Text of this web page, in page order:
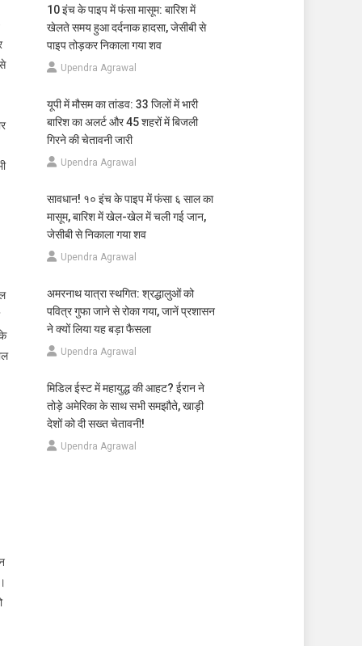
10 इंच के पाइप में फंसा मासूम: बारिश में
खेलते समय हुआ दर्दनाक हादसा, जेसीबी से
पाइप तोड़कर निकाला गया शव
Upendra Agrawal
यूपी में मौसम का तांडव: 33 जिलों में भारी
बारिश का अलर्ट और 45 शहरों में बिजली
गिरने की चेतावनी जारी
Upendra Agrawal
सावधान! १० इंच के पाइप में फंसा ६ साल का
मासूम, बारिश में खेल-खेल में चली गई जान,
जेसीबी से निकाला गया शव
Upendra Agrawal
अमरनाथ यात्रा स्थगित: श्रद्धालुओं को
पवित्र गुफा जाने से रोका गया, जानें प्रशासन
ने क्यों लिया यह बड़ा फैसला
Upendra Agrawal
मिडिल ईस्ट में महायुद्ध की आहट? ईरान ने
तोड़े अमेरिका के साथ सभी समझौते, खाड़ी
देशों को दी सख्त चेतावनी!
Upendra Agrawal